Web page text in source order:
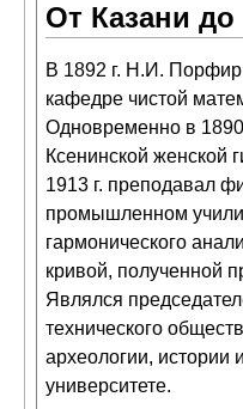
От Казани до
В 1892 г. Н.И.
кафедре чистой
Одновременно в
Ксенинской женской
1913 г. преподавал
промышленном
гармонического
кривой, полученной
Являлся
технического
археологии, истории
университете.